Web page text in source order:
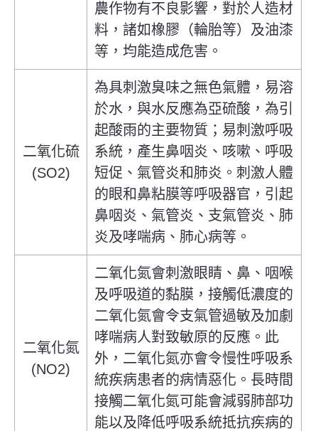
農作物有不良影響，對於人造材
料，諸如橡膠（輪胎等）及油漆
等，均能造成危害。
二氧化硫
(SO2)
為具刺激臭味之無色氣體，易溶
於水，與水反應為亞硫酸，為引
起酸雨的主要物質；易刺激呼吸
系統，產生鼻咽炎、咳嗽、呼吸
短促、氣管炎和肺炎。刺激人體
的眼和鼻粘膜等呼吸器官，引起
鼻咽炎、氣管炎、支氣管炎、肺
炎及哮喘病、肺心病等。
二氧化氮
(NO2)
二氧化氮會刺激眼睛、鼻、咽喉
及呼吸道的黏膜，接觸低濃度的
二氧化氮會令支氣管過敏及加劇
哮喘病人對致敏原的反應。此
外，二氧化氮亦會令慢性呼吸系
統疾病患者的病情惡化。長時間
接觸二氧化氮可能會減弱肺部功
能以及降低呼吸系統抵抗疾病的